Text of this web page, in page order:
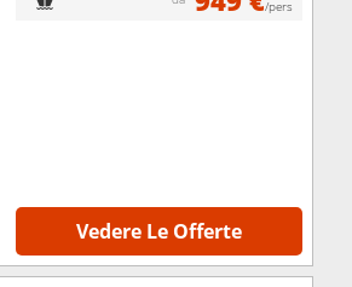
/pers
Vedere Le Offerte